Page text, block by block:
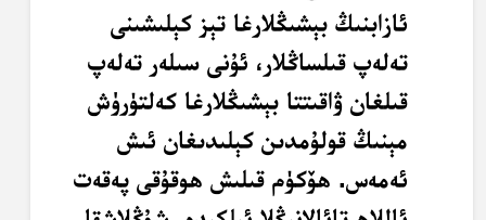
ئازابنىڭ بېشىڭلارغا تېز كېلىشىنى
تەلەپ قىلساڭلار، ئۇنى سىلەر تەلەپ
قىلغان ۋاقىتتا بېشىڭلارغا كەلتۈرۈش
مېنىڭ قولۇمدىن كېلىدىغان ئىش
ئەمەس. ھۆكۈم قىلىش ھوقۇقى پەقەت